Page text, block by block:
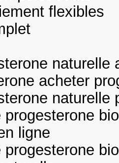
flexibles
naturelle
acheter
naturelle
ligne